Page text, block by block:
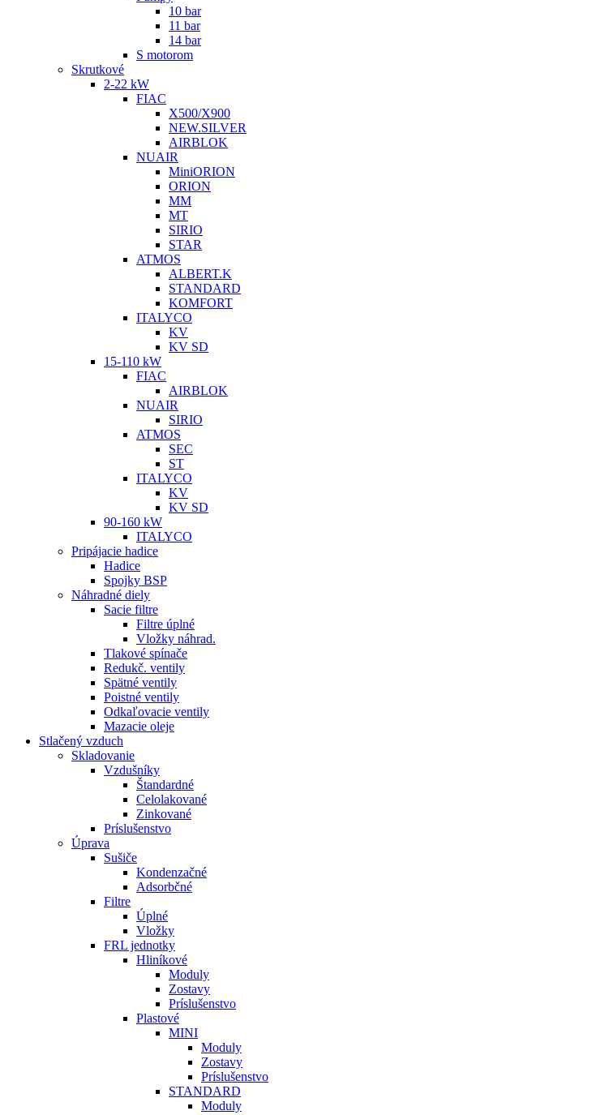
10 bar
11 bar
14 bar
S motorom
Skrutkové
2-22 kW
FIAC
X500/X900
NEW.SILVER
AIRBLOK
NUAIR
MiniORION
ORION
MM
MT
SIRIO
STAR
ATMOS
ALBERT.K
STANDARD
KOMFORT
ITALYCO
KV
KV SD
15-110 kW
FIAC
AIRBLOK
NUAIR
SIRIO
ATMOS
SEC
ST
ITALYCO
KV
KV SD
90-160 kW
ITALYCO
Pripájacie hadice
Hadice
Spojky BSP
Náhradné diely
Sacie filtre
Filtre úplné
Vložky náhrad.
Tlakové spínače
Redukč. ventily
Spätné ventily
Poistné ventily
Odkaľovacie ventily
Mazacie oleje
Stlačený vzduch
Skladovanie
Vzdušníky
Štandardné
Celolakované
Zinkované
Príslušenstvo
Úprava
Sušiče
Kondenzačné
Adsorbčné
Filtre
Úplné
Vložky
FRL jednotky
Hliníkové
Moduly
Zostavy
Príslušenstvo
Plastové
MINI
Moduly
Zostavy
Príslušenstvo
STANDARD
Moduly